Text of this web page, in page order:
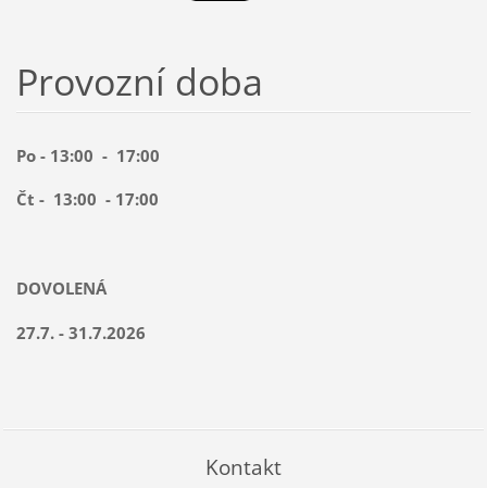
Provozní doba
Po - 13:00 - 17:00
Čt - 13:00 - 17:00
DOVOLENÁ
27.7. - 31.7.2026
Kontakt